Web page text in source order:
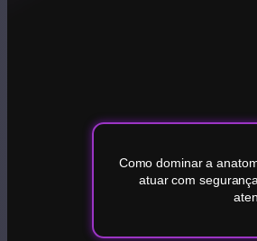
Como dominar a
atuar com